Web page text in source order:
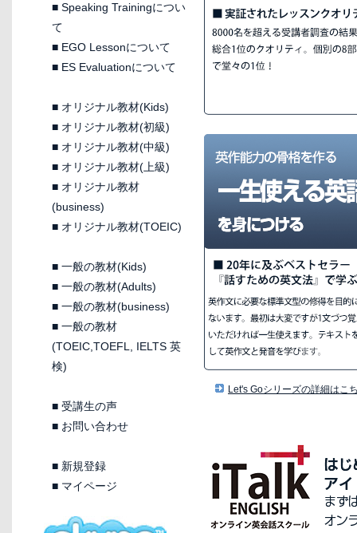
■ Speaking Trainingについ
て
■ EGO Lessonについて
■ ES Evaluationについて
■ オリジナル教材(Kids)
■ オリジナル教材(初級)
■ オリジナル教材(中級)
■ オリジナル教材(上級)
■ オリジナル教材
(business)
■ オリジナル教材(TOEIC)
■ 一般の教材(Kids)
■ 一般の教材(Adults)
■ 一般の教材(business)
■ 一般の教材
(TOEIC,TOEFL, IELTS 英
検)
■ 受講生の声
■ お問い合わせ
■ 新規登録
■ マイページ
Let's Goシリーズの詳細はこ